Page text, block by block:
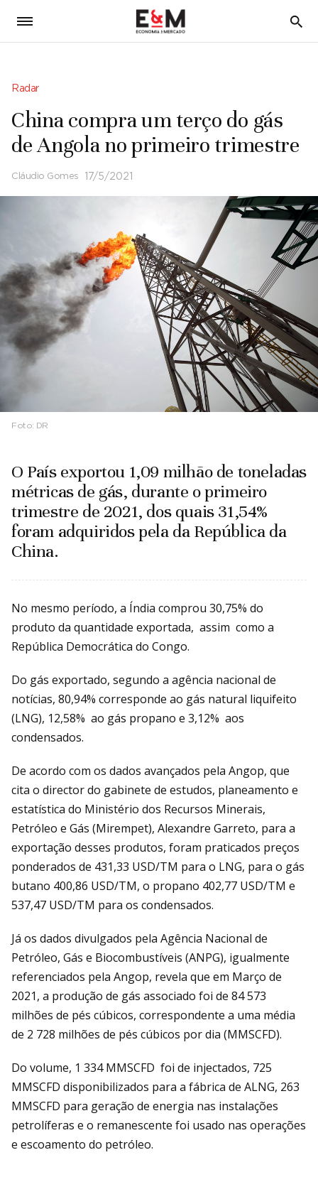
5
Radar
China compra um terço do gás
de Angola no primeiro trimestre
Cláudio Gomes 17/5/2021
Foto: DR
O País exportou 1,09 milhão de toneladas
métricas de gás, durante o primeiro
trimestre de 2021, dos quais 31,54%
foram adquiridos pela da República da
China.
No mesmo período, a Índia comprou 30,75% do
produto da quantidade exportada, assim como a
República Democrática do Congo.
Do gás exportado, segundo a agência nacional de
notícias, 80,94% corresponde ao gás natural liquifeito
(LNG), 12,58% ao gás propano e 3,12% aos
condensados.
De acordo com os dados avançados pela Angop, que
cita o director do gabinete de estudos, planeamento e
estatística do Ministério dos Recursos Minerais,
Petróleo e Gás (Mirempet), Alexandre Garreto, para a
exportação desses produtos, foram praticados preços
ponderados de 431,33 USD/TM para o LNG, para o gás
butano 400,86 USD/TM, o propano 402,77 USD/TM e
537,47 USD/TM para os condensados.
Já os dados divulgados pela Agência Nacional de
Petróleo, Gás e Biocombustíveis (ANPG), igualmente
referenciados pela Angop, revela que em Março de
2021, a produção de gás associado foi de 84 573
milhões de pés cúbicos, correspondente a uma média
de 2 728 milhões de pés cúbicos por dia (MMSCFD).
Do volume, 1 334 MMSCFD foi de injectados, 725
MMSCFD disponibilizados para a fábrica de ALNG, 263
MMSCFD para geração de energia nas instalações
petrolíferas e o remanescente foi usado nas operações
e escoamento do petróleo.